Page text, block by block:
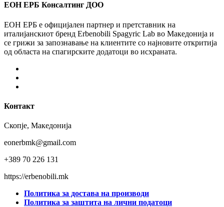
ЕОН ЕРБ Консалтинг ДОО
ЕОН ЕРБ е официјален партнер и претставник на
италијанскиот бренд Erbenobili Spagyric Lab во Македонија и
се грижи за запознавање на клиентите со најновите откритија
од областа на спагирските додатоци во исхраната.
Контакт
Скопје, Македонија
eonerbmk@gmail.com
+389 70 226 131
https://erbenobili.mk
Политика за достава на производи
Политика за заштита на лични податоци